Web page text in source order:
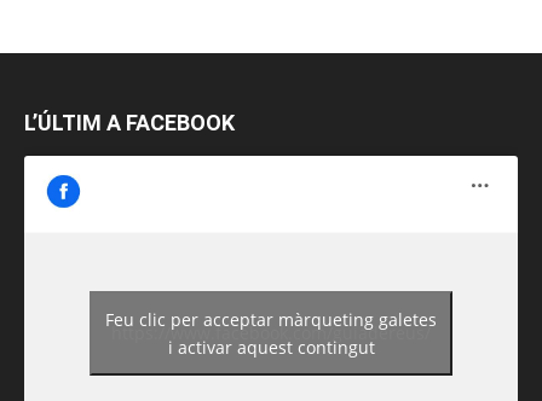
L’ÚLTIM A FACEBOOK
https://www.facebook.com/guiadereus/
Feu clic per acceptar màrqueting galetes
i activar aquest contingut